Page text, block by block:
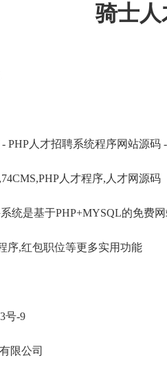
骑士
PHP人才招聘系统程序网站源码
,74CMS,PHP人才程序, 人才网源码
统是基于PHP+MYSQL的免费
序,红包职位等更多实用功能
号-9
限公司